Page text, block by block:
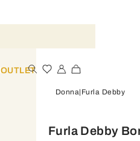
OUTLET
Donna Furla Debby
Furla Debby